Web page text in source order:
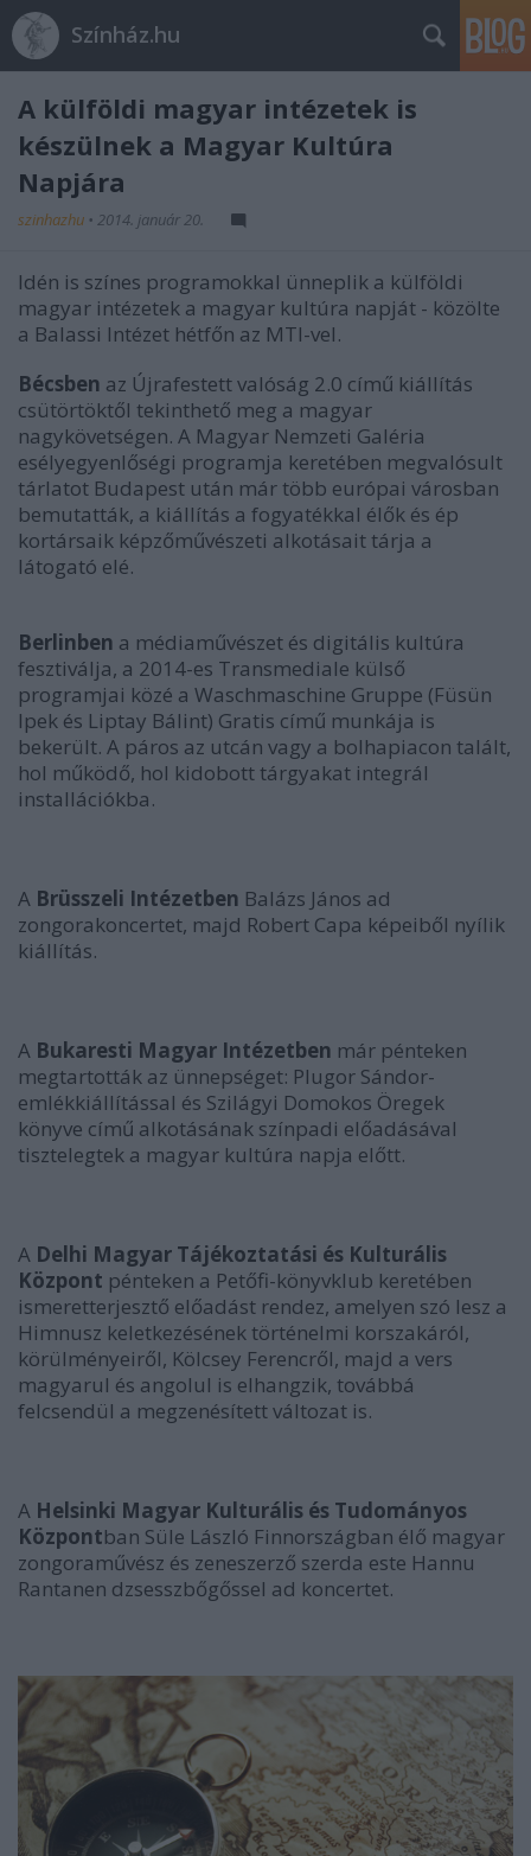
Színház.hu
A külföldi magyar intézetek is
készülnek a Magyar Kultúra
Napjára
szinhazhu • 2014. január 20.
Idén is színes programokkal ünneplik a külföldi
magyar intézetek a magyar kultúra napját - közölte
a Balassi Intézet hétfőn az MTI-vel.
Bécsben az Újrafestett valóság 2.0 című kiállítás
csütörtöktől tekinthető meg a magyar
nagykövetségen. A Magyar Nemzeti Galéria
esélyegyenlőségi programja keretében megvalósult
tárlatot Budapest után már több európai városban
bemutatták, a kiállítás a fogyatékkal élők és ép
kortársaik képzőművészeti alkotásait tárja a
látogató elé.
Berlinben a médiaművészet és digitális kultúra
fesztiválja, a 2014-es Transmediale külső
programjai közé a Waschmaschine Gruppe (Füsün
Ipek és Liptay Bálint) Gratis című munkája is
bekerült. A páros az utcán vagy a bolhapiacon talált,
hol működő, hol kidobott tárgyakat integrál
installációkba.
A Brüsszeli Intézetben Balázs János ad
zongorakoncertet, majd Robert Capa képeiből nyílik
kiállítás.
A Bukaresti Magyar Intézetben már pénteken
megtartották az ünnepséget: Plugor Sándor-
emlékkiállítással és Szilágyi Domokos Öregek
könyve című alkotásának színpadi előadásával
tisztelegtek a magyar kultúra napja előtt.
A Delhi Magyar Tájékoztatási és Kulturális
Központ pénteken a Petőfi-könyvklub keretében
ismeretterjesztő előadást rendez, amelyen szó lesz a
Himnusz keletkezésének történelmi korszakáról,
körülményeiről, Kölcsey Ferencről, majd a vers
magyarul és angolul is elhangzik, továbbá
felcsendül a megzenésített változat is.
A Helsinki Magyar Kulturális és Tudományos
Központban Süle László Finnországban élő magyar
zongoraművész és zeneszerző szerda este Hannu
Rantanen dzsesszbőgőssel ad koncertet.